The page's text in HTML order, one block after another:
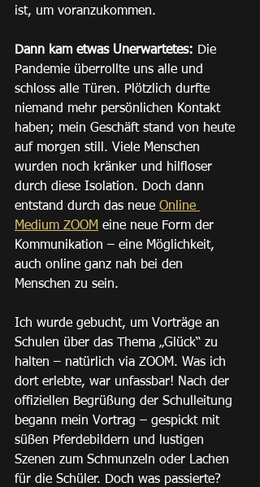
ist, um voranzukommen.
Dann kam etwas Unerwartetes: Die
Pandemie überrollte uns alle und
schloss alle Türen. Plötzlich durfte
niemand mehr persönlichen Kontakt
haben; mein Geschäft stand von heute
auf morgen still. Viele Menschen
wurden noch kränker und hilfloser
durch diese Isolation. Doch dann
entstand durch das neue Online
Medium ZOOM eine neue Form der
Kommunikation – eine Möglichkeit,
auch online ganz nah bei den
Menschen zu sein.
Ich wurde gebucht, um Vorträge an
Schulen über das Thema „Glück“ zu
halten – natürlich via ZOOM. Was ich
dort erlebte, war unfassbar! Nach der
offiziellen Begrüßung der Schulleitung
begann mein Vortrag – gespickt mit
süßen Pferdebildern und lustigen
Szenen zum Schmunzeln oder Lachen
für die Schüler. Doch was passierte?